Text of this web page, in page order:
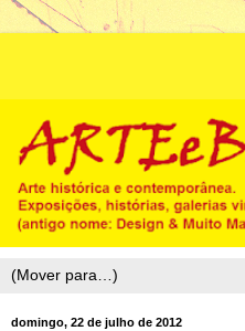
domingo, 22 de julho de 2012